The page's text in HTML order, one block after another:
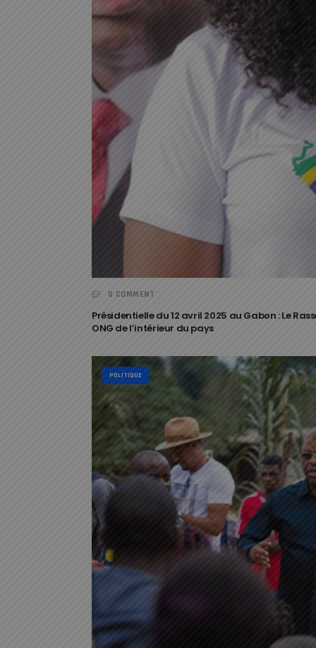
0 COMMENT
Présidentielle du 12 avril 2025 au Gabon : Le
ONG de l’intérieur du pays
POLITIQUE